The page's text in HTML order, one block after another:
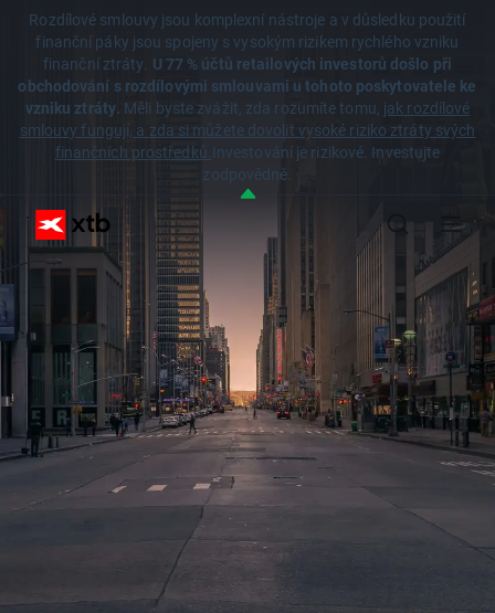
Rozdílové smlouvy jsou komplexní nástroje a v důsledku použití
finanční páky jsou spojeny s vysokým rizikem rychlého vzniku
finanční ztráty. U 77 % účtů retailových investorů došlo při
obchodování s rozdílovými smlouvami u tohoto poskytovatele ke
vzniku ztráty. Měli byste zvážit, zda rozumíte tomu, jak rozdílové
smlouvy fungují, a zda si můžete dovolit vysoké riziko ztráty svých
finančních prostředků.Investování je rizikové. Investujte
zodpovědně.